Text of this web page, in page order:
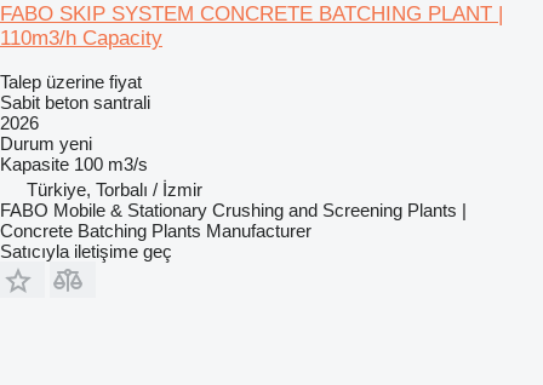
FABO SKIP SYSTEM CONCRETE BATCHING PLANT |
110m3/h Capacity
Talep üzerine fiyat
Sabit beton santrali
2026
Durum yeni
Kapasite 100 m3/s
Türkiye, Torbalı / İzmir
FABO Mobile & Stationary Crushing and Screening Plants |
Concrete Batching Plants Manufacturer
Satıcıyla iletişime geç